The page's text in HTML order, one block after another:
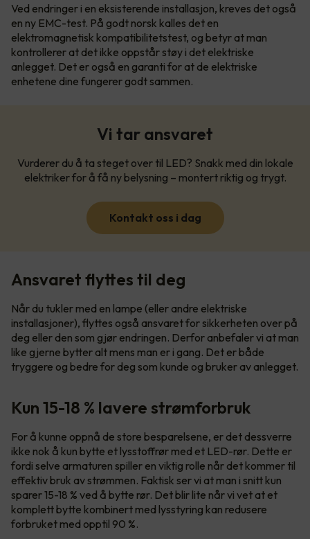
Ved endringer i en eksisterende installasjon, kreves det også
en ny EMC-test. På godt norsk kalles det en
elektromagnetisk kompatibilitetstest, og betyr at man
kontrollerer at det ikke oppstår støy i det elektriske
anlegget. Det er også en garanti for at de elektriske
enhetene dine fungerer godt sammen.
Vi tar ansvaret
Vurderer du å ta steget over til LED? Snakk med din lokale
elektriker for å få ny belysning – montert riktig og trygt.
Kontakt oss i dag
Ansvaret flyttes til deg
Når du tukler med en lampe (eller andre elektriske
installasjoner), flyttes også ansvaret for sikkerheten over på
deg eller den som gjør endringen. Derfor anbefaler vi at man
like gjerne bytter alt mens man er i gang. Det er både
tryggere og bedre for deg som kunde og bruker av anlegget.
Kun 15-18 % lavere strømforbruk
For å kunne oppnå de store besparelsene, er det dessverre
ikke nok å kun bytte et lysstoffrør med et LED-rør. Dette er
fordi selve armaturen spiller en viktig rolle når det kommer til
effektiv bruk av strømmen. Faktisk ser vi at man i snitt kun
sparer 15-18 % ved å bytte rør. Det blir lite når vi vet at et
komplett bytte kombinert med lysstyring kan redusere
forbruket med opptil 90 %.